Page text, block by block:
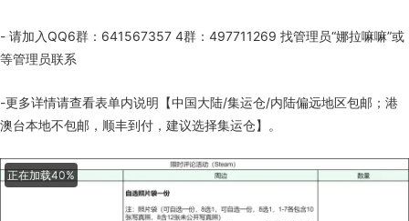
- 请加入QQ6群：641567357 4群：497711269 找管理员“娜拉嘛嘛”或
等管理员联系
-更多详情请查看表单内说明【中国大陆/集运仓/内陆偏远地区包邮；港
澳台本地不包邮，顺丰到付，建议选择集运仓】。
正在加载60%